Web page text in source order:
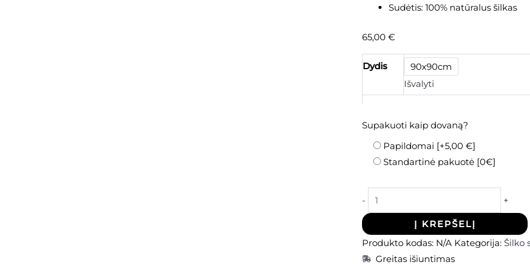
Sudėtis: 100% natūralus šilkas
65,00€
Dydis
90x90cm
Išvalyti
Supakuoti kaip dovaną?
Papildomai [+5,00 €]
Standartinė pakuotė [0€]
- +
Į KREPŠELĮ
Produkto kodas: N/A Kategorija:Šilko
Greitas išiuntimas